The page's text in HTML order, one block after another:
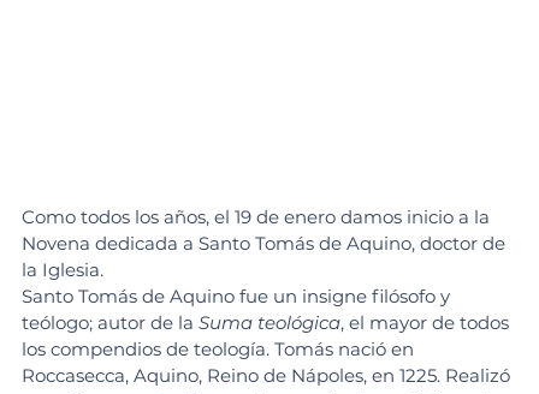
Como todos los años, el 19 de enero damos inicio a la
Novena dedicada a Santo Tomás de Aquino, doctor de
la Iglesia.
Santo Tomás de Aquino fue un insigne filósofo y
teólogo; autor de la Suma teológica, el mayor de todos
los compendios de teología. Tomás nació en
Roccasecca, Aquino, Reino de Nápoles, en 1225. Realizó